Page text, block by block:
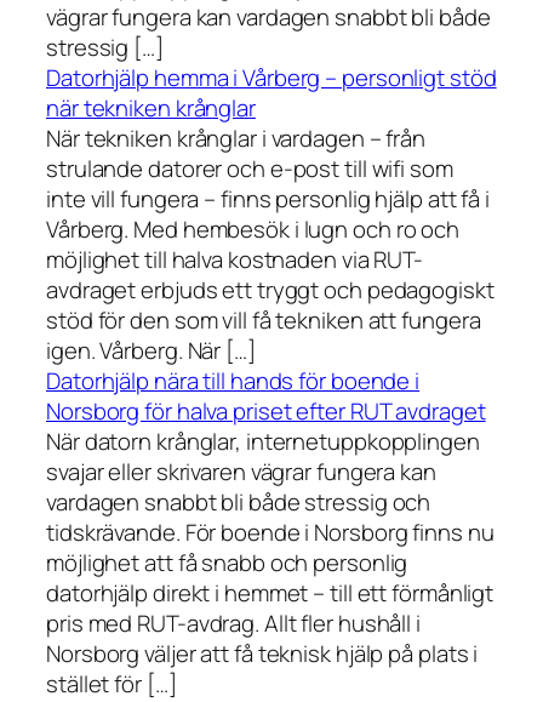
vägrar fungera kan vardagen snabbt bli både
stressig […]
Datorhjälp hemma i Vårberg – personligt stöd
när tekniken krånglar
När tekniken krånglar i vardagen – från
strulande datorer och e-post till wifi som
inte vill fungera – finns personlig hjälp att få i
Vårberg. Med hembesök i lugn och ro och
möjlighet till halva kostnaden via RUT-
avdraget erbjuds ett tryggt och pedagogiskt
stöd för den som vill få tekniken att fungera
igen. Vårberg. När […]
Datorhjälp nära till hands för boende i
Norsborg för halva priset efter RUT avdraget
När datorn krånglar, internetuppkopplingen
svajar eller skrivaren vägrar fungera kan
vardagen snabbt bli både stressig och
tidskrävande. För boende i Norsborg finns nu
möjlighet att få snabb och personlig
datorhjälp direkt i hemmet – till ett förmånligt
pris med RUT-avdrag. Allt fler hushåll i
Norsborg väljer att få teknisk hjälp på plats i
stället för […]